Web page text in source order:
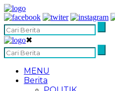
✖
MENU
Berita